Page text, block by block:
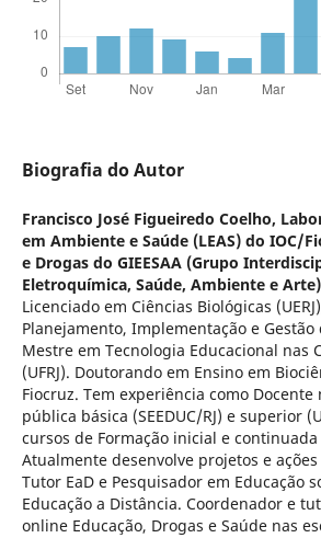
Biografia do Autor
Francisco José Figueiredo Coelho,
em Ambiente e Saúde (LEAS) do IOC/
e Drogas do GIEESAA (Grupo
Eletroquí­mica, Saúde, Ambiente e Arte)
Licenciado em Ciências Biológicas
Planejamento, Implementação e Gestão
Mestre em Tecnologia Educacional nas
(UFRJ). Doutorando em Ensino em
Fiocruz. Tem experiência como Docente
pública básica (SEEDUC/RJ) e superior
cursos de Formação inicial e continuada
Atualmente desenvolve projetos e ações
Tutor EaD e Pesquisador em Educação
Educação a Distância. Coordenador e
online Educação, Drogas e Saúde nas